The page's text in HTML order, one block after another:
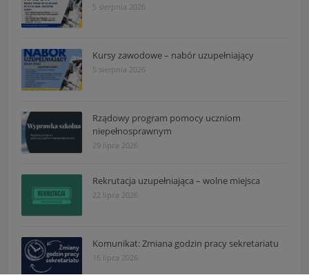
5 sierpnia 2026
Kursy zawodowe – nabór uzupełniający
5 sierpnia 2026
Rządowy program pomocy uczniom
niepełnosprawnym
29 lipca 2026
Rekrutacja uzupełniająca – wolne miejsca
22 lipca 2026
Komunikat: Zmiana godzin pracy sekretariatu
16 lipca 2026